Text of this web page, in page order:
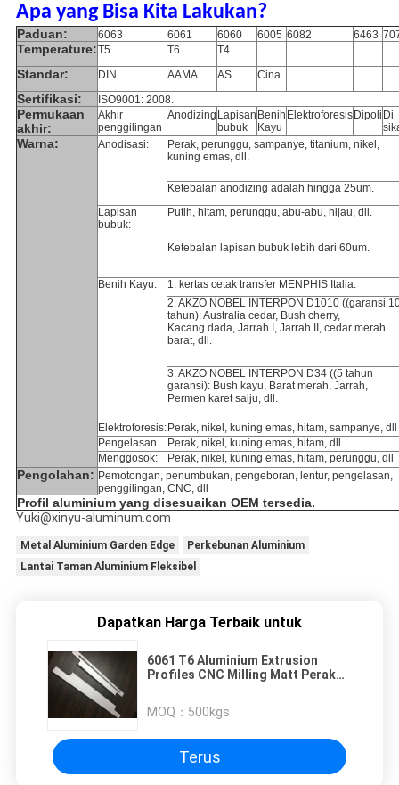
Apa yang Bisa Kita Lakukan?
Paduan: 6063 6061 6060 6005 6082 6463
Temperature:T5 T6 T4
Standar: DIN AAMA AS Cina
Sertifikasi: ISO9001: 2008.
Permukaan
akhir:
Akhir
penggilingan
Anodizing Lapisan
bubuk
Benih
Kayu
Elektroforesis Dipoli Di
Warna: Anodisasi:
Perak, perunggu, sampanye, titanium, nikel,
kuning emas, dll.
Ketebalan anodizing adalah hingga 25um.
Lapisan
bubuk:
Putih, hitam, perunggu, abu-abu, hijau, dll.
Ketebalan lapisan bubuk lebih dari 60um.
Benih Kayu:
1. kertas cetak transfer MENPHIS Italia.
2. AKZO NOBEL INTERPON D1010 ((garansi
tahun): Australia cedar, Bush cherry,
Kacang dada, Jarrah I, Jarrah II, cedar merah
barat, dll.
3. AKZO NOBEL INTERPON D34 ((5 tahun
garansi): Bush kayu, Barat merah, Jarrah,
Permen karet salju, dll.
Elektroforesis: Perak, nikel, kuning emas, hitam, sampanye, dll
Pengelasan
Perak, nikel, kuning emas, hitam, dll
Menggosok:
Perak, nikel, kuning emas, hitam, perunggu, dll
Pengolahan: Pemotongan, penumbukan, pengeboran, lentur, pengelasan,
penggilingan, CNC, dll
Profil aluminium yang disesuaikan OEM tersedia.
Yuki@xinyu-aluminum.com
Metal Aluminium Garden Edge
Perkebunan Aluminium
Lantai Taman Aluminium Fleksibel
Dapatkan Harga Terbaik untuk
6061 T6 Aluminium Extrusion
Profiles CNC Milling Matt Perak
MOQ： 500kgs
Terus